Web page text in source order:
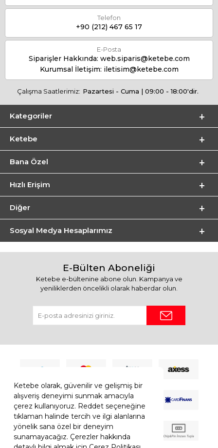
Ketebe olarak, güvenilir ve gelişmiş bir
alışveriş deneyimi sunmak amacıyla
çerez kullanıyoruz. Reddet seçeneğine
tıklaman halinde tercih ve ilgi alanlarına
yönelik sana özel bir deneyim
sunamayacağız. Çerezler hakkında
Telefon
+90 (212) 467 65 17
E-Posta
Siparişler Hakkında: web.siparis@ketebe.com
Kurumsal İletişim: iletisim@ketebe.com
Çalışma Saatlerimiz: Pazartesi - Cuma | 09:00 - 18:00'dir.
Kategoriler
Ketebe
Bana Özel
Hızlı Erişim
Diğer
Sosyal Medya Hesaplarımız
E-Bülten Aboneliği
Ketebe e-bültenine abone olun. Kampanya ve
yeniliklerden öncelikli olarak haberdar olun.